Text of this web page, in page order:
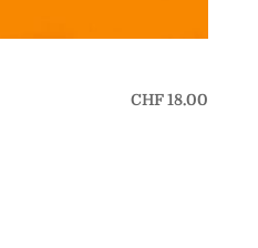
CHF18.00